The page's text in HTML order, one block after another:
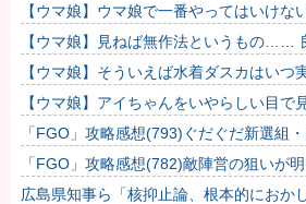
【ウマ娘】ウマ娘で一番やってはいけな
も育成でもグッズでもなく、これ。
【ウマ娘】見ねば無作法というもの……
エ…（殴
【ウマ娘】そういえば水着ダスカはいつ
ｯｯｯ
【ウマ娘】アイちゃんをいやらしい目で
りました…
「FGO」攻略感想(793)ぐだぐだ新選組
斎ちゃんとの別れ寂しい… でも今後も活
ね！
「FGO」攻略感想(782)敵陣営の狙いが
さん昔と今で変わり過ぎでは？松永弾正
広島県知事ら「核抑止論、根本的におか